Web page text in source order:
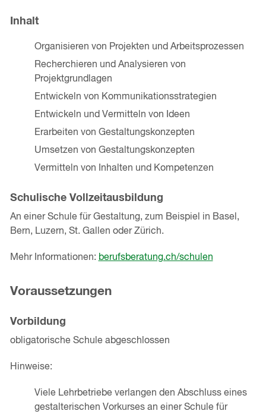
Inhalt
Organisieren von Projekten und Arbeitsprozessen
Recherchieren und Analysieren von
Projektgrundlagen
Entwickeln von Kommunikationsstrategien
Entwickeln und Vermitteln von Ideen
Erarbeiten von Gestaltungskonzepten
Umsetzen von Gestaltungskonzepten
Vermitteln von Inhalten und Kompetenzen
Schulische Vollzeitausbildung
An einer Schule für Gestaltung, zum Beispiel in Basel,
Bern, Luzern, St. Gallen oder Zürich.
Mehr Informationen: berufsberatung.ch/schulen
Voraussetzungen
Vorbildung
obligatorische Schule abgeschlossen
Hinweise:
Viele Lehrbetriebe verlangen den Abschluss eines
gestalterischen Vorkurses an einer Schule für